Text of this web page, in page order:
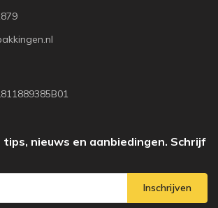
nieuws en aanbiedingen. Schrijf
Inschrijven